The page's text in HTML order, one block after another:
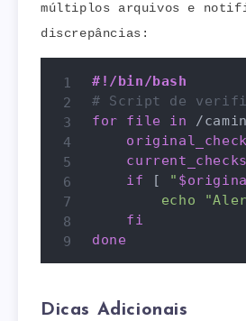
múltiplos arquivos e
discrepâncias:
#!/bin/bash
# Script de
for
file in /
if
[ "
echo
fi
done
Dicas Adicionais